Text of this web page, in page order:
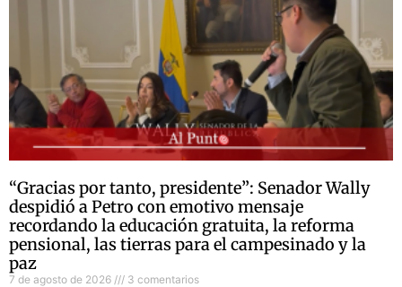
“Gracias por tanto, presidente”: Senador Wally
despidió a Petro con emotivo mensaje
recordando la educación gratuita, la reforma
pensional, las tierras para el campesinado y la
paz
7 de agosto de 2026 3 comentarios